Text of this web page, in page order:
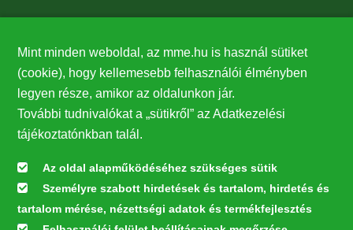
27224
Hírlevél feliratkozás
Értesüljön elsőként legfrissebb híreinkről, eseményeinkről!
Feliratkozás
Mint minden weboldal, az mme.hu is használ sütiket
(cookie), hogy kellemesebb felhasználói élményben
legyen része, amikor az oldalunkon jár.
További tudnivalókat a „sütikről” az Adatkezelési
tájékoztatónkban talál.
Az oldal alapműködéséhez szükséges sütik
Személyre szabott hirdetések és tartalom, hirdetés és
tartalom mérése, nézettségi adatok és termékfejlesztés